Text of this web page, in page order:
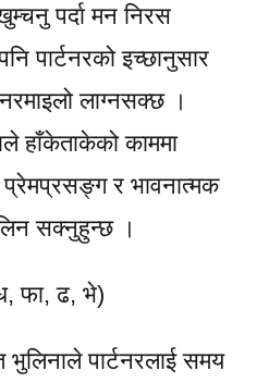
पर्दा मन निरस
पार्टनरको इच्छानुसार
लाग्नसक्छ ।
हाँकेताकेको काममा
र भावनात्मक
सक्नुहुन्छ ।
फा, ढ, भे)
भुलिनाले पार्टनरलाई समय